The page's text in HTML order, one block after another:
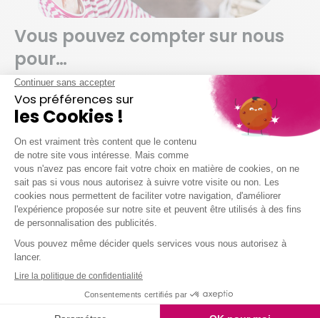
Vous pouvez compter sur nous
pour…
Dépoussiérer et ranger selon vos habitudes
Nettoyer vos sols (carrelage, parquet,
moquette, etc.)
Entretenir votre salle de bain
Entretenir vos sanitaires
Nettoyer vos vitres
Laver votre vaisselle
Et même arroser vos plantes !
Nous intervenons chez vous à partir de 2h